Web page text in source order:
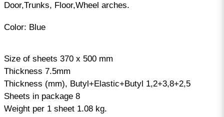
Door,Trunks, Floor,Wheel arches.
Color: Blue
Size of sheets 370 x 500 mm
Thickness 7.5mm
Thickness (mm), Butyl+Elastic+Butyl 1,2+3,8+2,5
Sheets in package 8
Weight per 1 sheet 1.08 kg.